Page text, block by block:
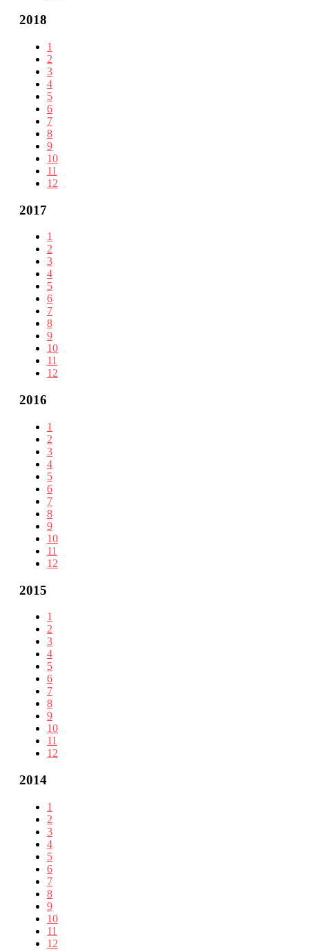
2018
1
2
3
4
5
6
7
8
9
10
11
12
2017
1
2
3
4
5
6
7
8
9
10
11
12
2016
1
2
3
4
5
6
7
8
9
10
11
12
2015
1
2
3
4
5
6
7
8
9
10
11
12
2014
1
2
3
4
5
6
7
8
9
10
11
12